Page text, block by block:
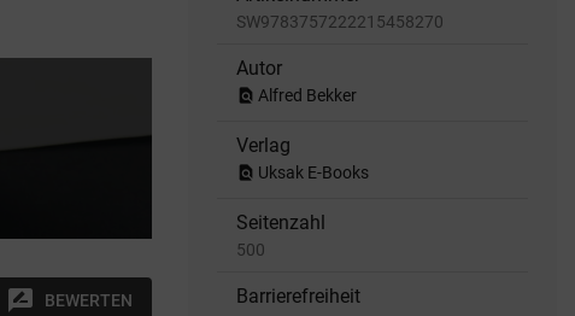
rate_review BEWERTEN
SW9783757222215458270
Autor
find_in_page Alfred Bekker
Verlag
find_in_page Uksak E-Books
Seitenzahl
500
Barrierefreiheit